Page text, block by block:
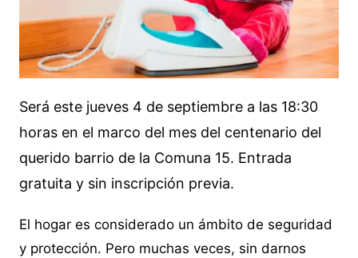
Será este jueves 4 de septiembre a las 18:30
horas en el marco del mes del centenario del
querido barrio de la Comuna 15. Entrada
gratuita y sin inscripción previa.
El hogar es considerado un ámbito de seguridad
y protección. Pero muchas veces, sin darnos